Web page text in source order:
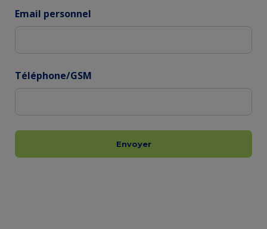
Email personnel
Téléphone/GSM
Envoyer